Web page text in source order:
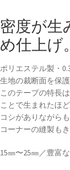
密度が生
め仕上げ。
ポリエステル製・
生地の裁断面を保
このテープの特長
ことで生まれたほど
コシがありながら
コーナーの縫製も
15㎜〜25㎜／豊富